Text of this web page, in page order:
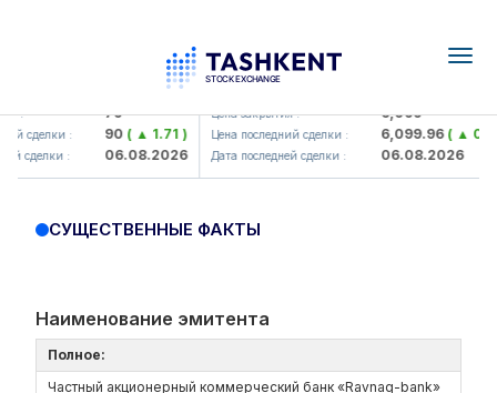
: 79
сделки : 90( ▲ 1.71 )
сделки : 06.08.2026
UZMK (<O'zmetkombinat> AJ)
Цена закрытия : 6,099
Цена последний сделки : 6,099.96( ▲
Дата последней сделки : 06.08.2026
СУЩЕСТВЕННЫЕ ФАКТЫ
Наименование эмитента
Полное:
Частный акционерный коммерческий банк «Ravnaq-bank»